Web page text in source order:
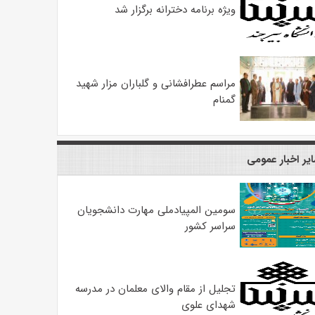
ویژه برنامه دخترانه برگزار شد
مراسم عطرافشانی و گلباران مزار شهید
گمنام
اخبار عمومی
سومین المپیادملی مهارت دانشجویان
سراسر کشور
تجلیل از مقام والای معلمان در مدرسه
شهدای علوی